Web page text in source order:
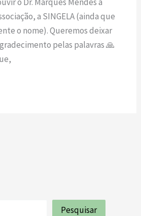
o Dr. Marques Mendes a
a SINGELA (ainda que
o nome). Queremos deixar
pelas palavras 🙏
Pesquisar